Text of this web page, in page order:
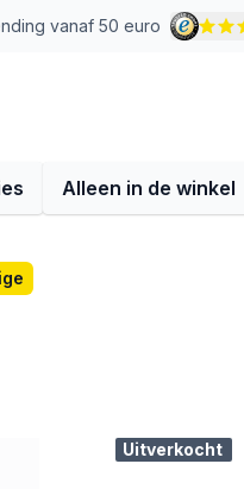
vanaf 50 euro
Alleen in de winkel
Uitverkocht